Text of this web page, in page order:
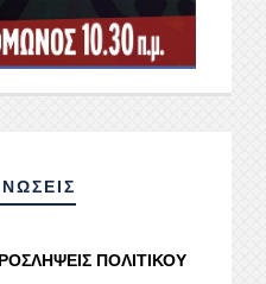
ΠΟΛΙΤΙΚΟΥ